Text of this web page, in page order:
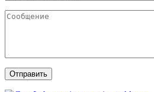
Сообщение